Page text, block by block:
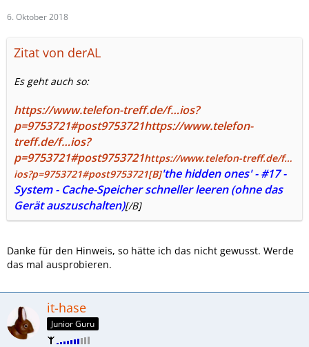
6. Oktober 2018
Zitat von derAL
Es geht auch so:
https://www.telefon-treff.de/f…ios?
p=9753721#post9753721https://www.telefon-
treff.de/f…ios?
p=9753721#post9753721https://www.telefon-treff.de/f…
ios?p=9753721#post9753721[B]'the hidden ones' - #17 -
System - Cache-Speicher schneller leeren (ohne das
Gerät auszuschalten)[/B]
Danke für den Hinweis, so hätte ich das nicht gewusst. Werde
das mal ausprobieren.
it-hase
Junior Guru